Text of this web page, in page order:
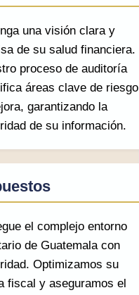
una visión clara y
de su salud financiera.
proceso de auditoría
áreas clave de riesgo
garantizando la
de su información.
el complejo entorno
de Guatemala con
Optimizamos su
fiscal y aseguramos el